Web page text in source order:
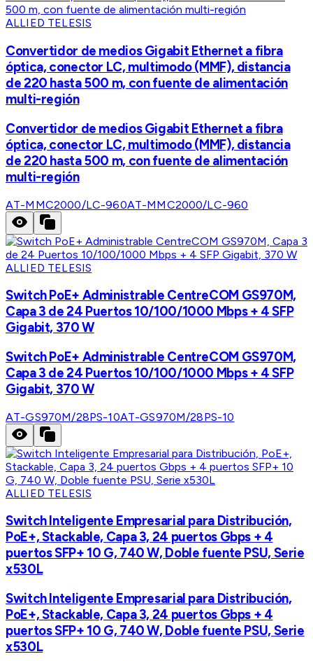
ALLIED TELESIS
Convertidor de medios Gigabit Ethernet a fibra
óptica, conector LC, multimodo (MMF), distancia
de 220 hasta 500 m, con fuente de alimentación
multi-región
Convertidor de medios Gigabit Ethernet a fibra
óptica, conector LC, multimodo (MMF), distancia
de 220 hasta 500 m, con fuente de alimentación
multi-región
AT-MMC2000/LC-960AT-MMC2000/LC-960
ALLIED TELESIS
Switch PoE+ Administrable CentreCOM GS970M,
Capa 3 de 24 Puertos 10/100/1000 Mbps + 4 SFP
Gigabit, 370 W
Switch PoE+ Administrable CentreCOM GS970M,
Capa 3 de 24 Puertos 10/100/1000 Mbps + 4 SFP
Gigabit, 370 W
AT-GS970M/28PS-10AT-GS970M/28PS-10
ALLIED TELESIS
Switch Inteligente Empresarial para Distribución,
PoE+, Stackable, Capa 3, 24 puertos Gbps + 4
puertos SFP+ 10 G, 740 W, Doble fuente PSU, Serie
x530L
Switch Inteligente Empresarial para Distribución,
PoE+, Stackable, Capa 3, 24 puertos Gbps + 4
puertos SFP+ 10 G, 740 W, Doble fuente PSU, Serie
x530L